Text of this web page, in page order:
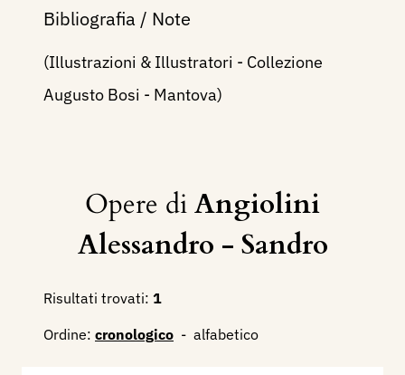
Bibliografia / Note
(Illustrazioni & Illustratori - Collezione
Augusto Bosi - Mantova)
Opere diAngiolini
Alessandro - Sandro
Risultati trovati: 1
Ordine: cronologico - alfabetico